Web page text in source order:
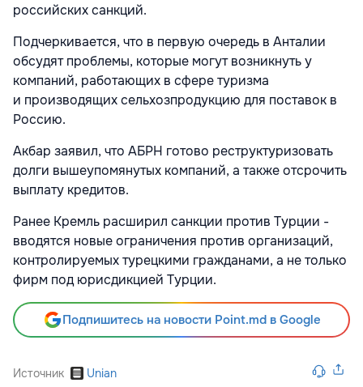
российских санкций.
Подчеркивается, что в первую очередь в Анталии
обсудят проблемы, которые могут возникнуть у
компаний, работающих в сфере туризма
и производящих сельхозпродукцию для поставок в
Россию.
Акбар заявил, что АБРН готово реструктуризовать
долги вышеупомянутых компаний, а также отсрочить
выплату кредитов.
Ранее Кремль расширил санкции против Турции -
вводятся новые ограничения против организаций,
контролируемых турецкими гражданами, а не только
фирм под юрисдикцией Турции.
Подпишитесь на новости Point.md в Google
Источник Unian